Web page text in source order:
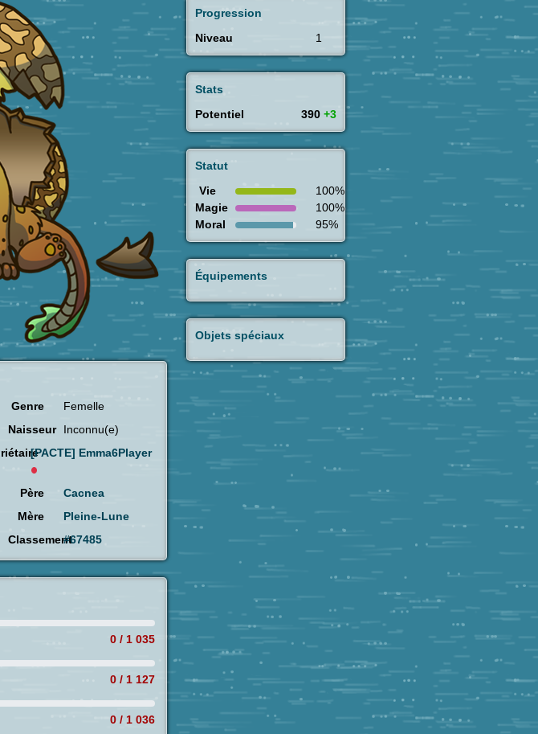
Genre
Femelle
Naisseur
Inconnu(e)
[PACTE] Emma6Player
Père
Cacnea
Mère
Pleine-Lune
Classement#67485
0 / 1 035
0 / 1 127
0 / 1 036
Progression
Niveau
1
Stats
Potentiel
390 +3
Statut
Vie
100%
Magie
100%
Moral
95%
Équipements
Objets spéciaux